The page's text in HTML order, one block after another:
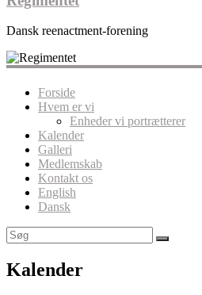
Dansk reenactment-forening
Forside
Hvem er vi
Enheder vi portrætterer
Kalender
Galleri
Medlemskab
Kontakt os
English
Dansk
Kalender